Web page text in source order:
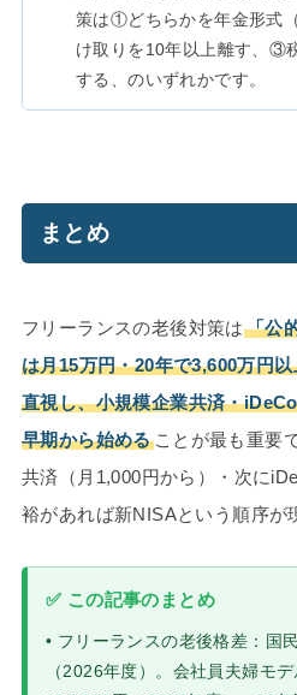
策は①どちらかを年金形式
け取りを10年以上離す、③
する、のいずれかです。
まとめ
フリーランスの老後対策は 「公
は月15万円・20年で3,600万円
直視し、小規模企業共済・
早期から始めることが最も重要
共済（月1,000円から）・次に
裕があれば新NISAという順序が
✅ この記事のまとめ
• フリーランスの老後格差：国
（2026年度）。会社員夫婦モ